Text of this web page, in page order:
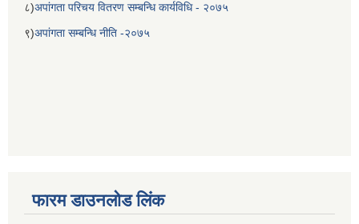
८)अपांगता परिचय वितरण सम्बन्धि कार्यविधि - २०७५
९)अपांगता सम्बन्धि नीति -२०७५
फारम डाउनलोड लिंक